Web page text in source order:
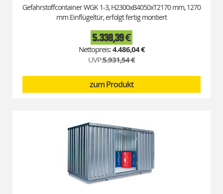
Gefahrstoffcontainer WGK 1-3, H2300xB4050xT2170 mm, 1270
mm Einflügeltür, erfolgt fertig montiert
Special
Price
5.338,39 €
4.486,04 €
UVP:5.931,54 €
zum Produkt